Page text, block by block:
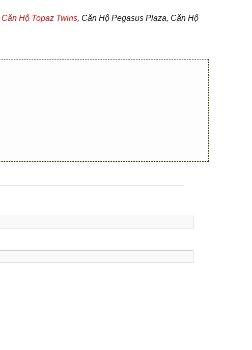
Căn Hộ Topaz Twins, Căn Hộ Pegasus Plaza, Căn Hộ